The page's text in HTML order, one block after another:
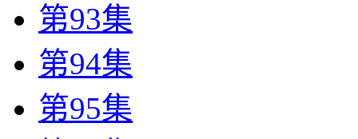
第93集
第94集
第95集